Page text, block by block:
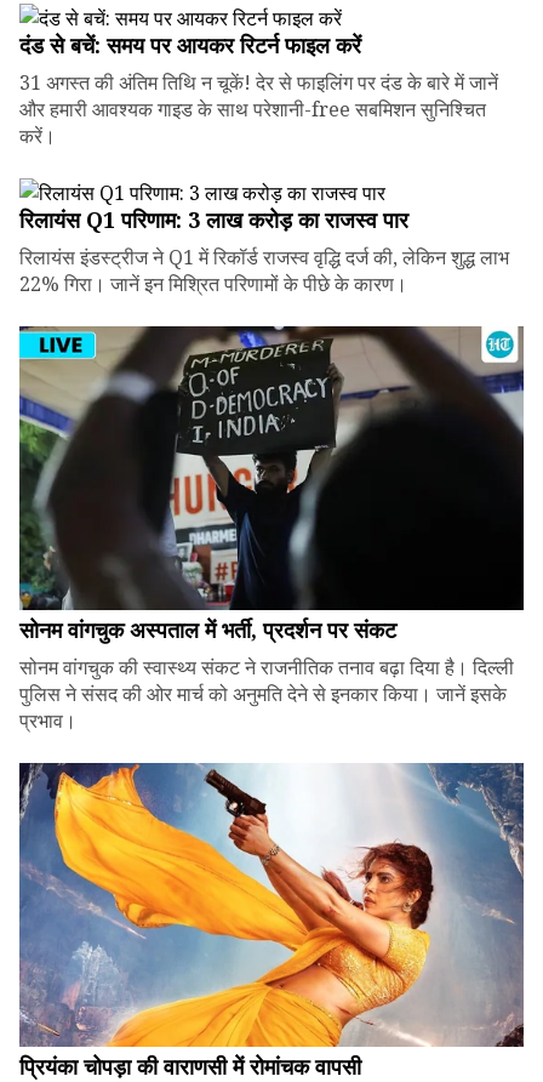
दंड से बचें: समय पर आयकर रिटर्न फाइल करें
31 अगस्त की अंतिम तिथि न चूकें! देर से फाइलिंग पर दंड के बारे में जानें
और हमारी आवश्यक गाइड के साथ परेशानी-free सबमिशन सुनिश्चित
करें।
रिलायंस Q1 परिणाम: ₹3 लाख करोड़ का राजस्व पार
रिलायंस इंडस्ट्रीज ने Q1 में रिकॉर्ड राजस्व वृद्धि दर्ज की, लेकिन शुद्ध लाभ
22% गिरा। जानें इन मिश्रित परिणामों के पीछे के कारण।
सोनम वांगचुक अस्पताल में भर्ती, प्रदर्शन पर संकट
सोनम वांगचुक की स्वास्थ्य संकट ने राजनीतिक तनाव बढ़ा दिया है। दिल्ली
पुलिस ने संसद की ओर मार्च को अनुमति देने से इनकार किया। जानें इसके
प्रभाव।
प्रियंका चोपड़ा की वाराणसी में रोमांचक वापसी